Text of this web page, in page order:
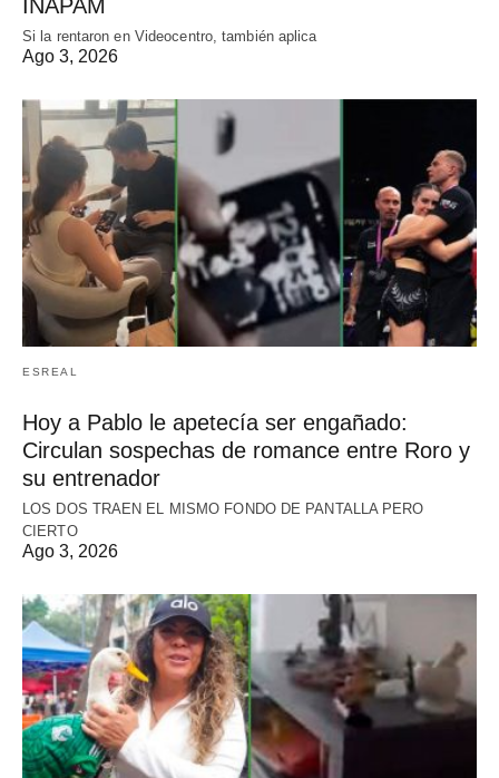
INAPAM
Si la rentaron en Videocentro, también aplica
Ago 3, 2026
ESREAL
Hoy a Pablo le apetecía ser engañado:
Circulan sospechas de romance entre Roro y
su entrenador
LOS DOS TRAEN EL MISMO FONDO DE PANTALLA PERO
CIERTO
Ago 3, 2026